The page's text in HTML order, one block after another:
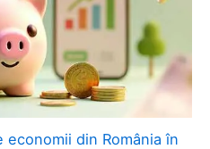
din România în